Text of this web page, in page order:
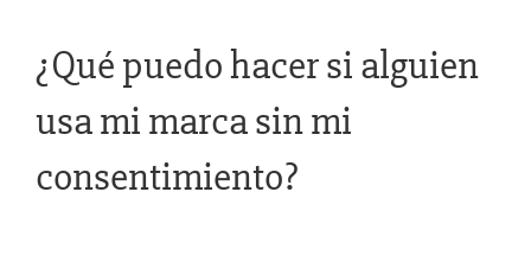
¿Qué puedo hacer si alguien
usa mi marca sin mi
consentimiento?